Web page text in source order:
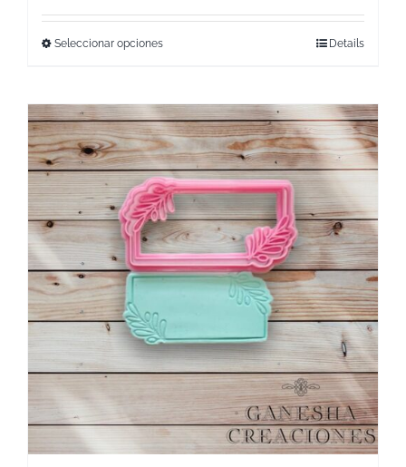
Seleccionar opciones Details